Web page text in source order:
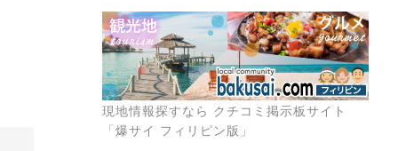
現地情報探すなら クチコミ掲示板サイト
「爆サイ フィリピン版」